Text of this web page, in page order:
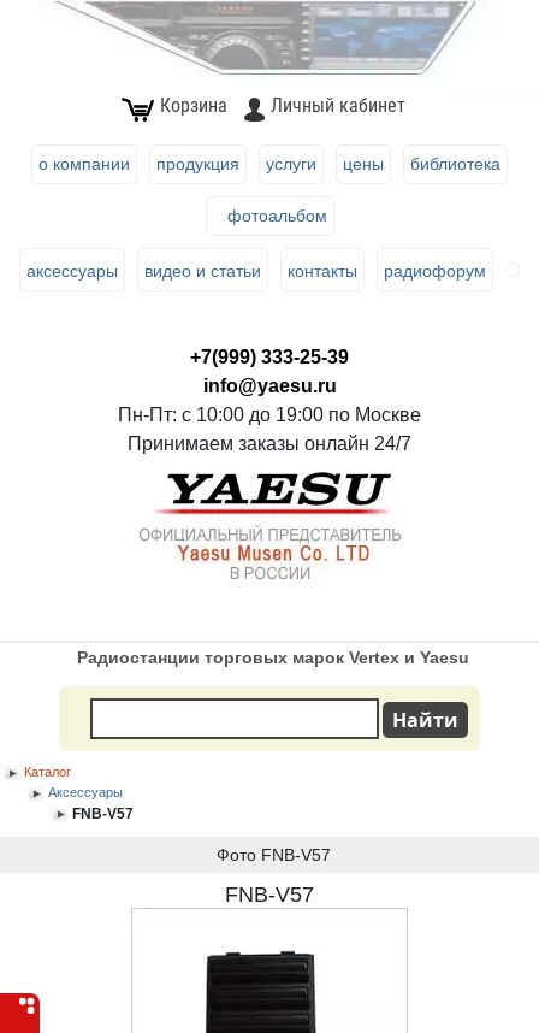
Корзина Личный кабинет
о компании продукция услуги цены библиотека
фотоальбом
аксессуары видео и статьи контакты радиофорум
+7(999) 333-25-39
info@yaesu.ru
Пн-Пт: с 10:00 до 19:00 по Москве
Принимаем заказы онлайн 24/7
Радиостанции торговых марок Vertex и Yaesu
Каталог
Аксессуары
FNB-V57
Фото FNB-V57
FNB-V57